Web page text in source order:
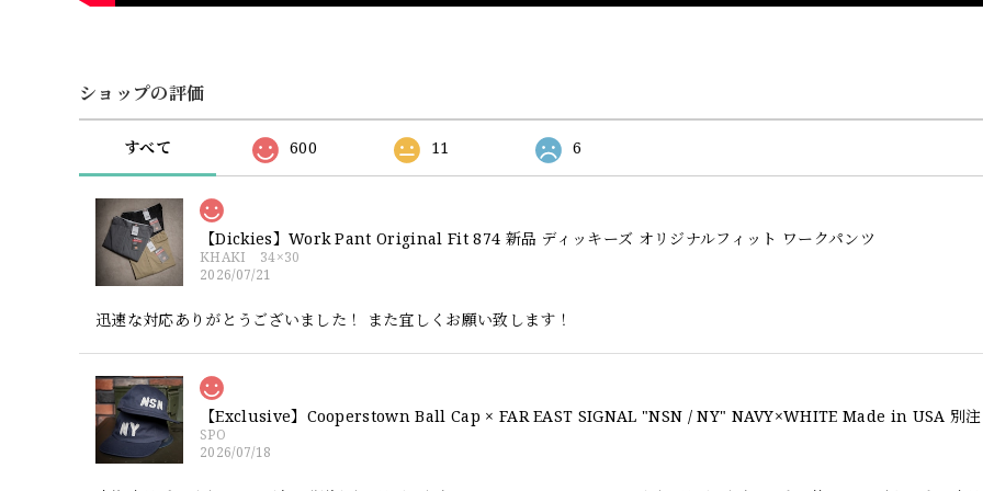
ショップの評価
すべて 600 11 6
【Dickies】Work Pant Original Fit 874 新品 ディッキーズ オリジナルフィット ワークパンツ
KHAKI 34×30
2026/07/21
迅速な対応ありがとうございました！ また宜しくお願い致します！
SPO
2026/07/18